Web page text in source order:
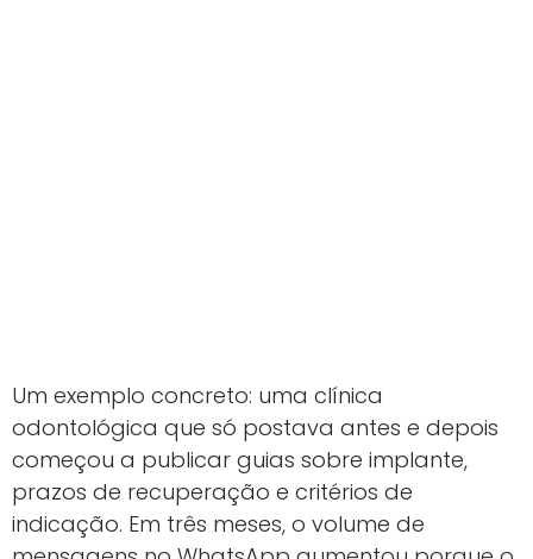
Um exemplo concreto: uma clínica
odontológica que só postava antes e depois
começou a publicar guias sobre implante,
prazos de recuperação e critérios de
indicação. Em três meses, o volume de